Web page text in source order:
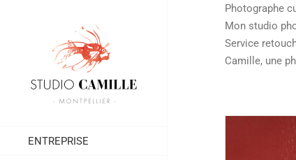
ENTREPRISE
Photographe
Mon studio
Service
Camille, une